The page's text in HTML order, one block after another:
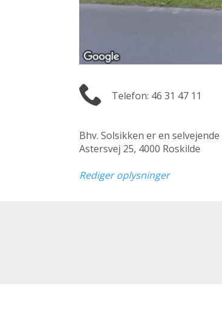
Telefon: 46 31 47 11
Bhv. Solsikken er en selvejende
Astersvej 25, 4000 Roskilde
Rediger oplysninger